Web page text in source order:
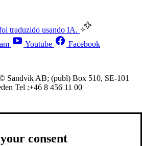
traduzido usando IA.
Youtube Facebook
Sandvik AB; (publ) Box 510, SE-101
Tel :+46 8 456 11 00
consent